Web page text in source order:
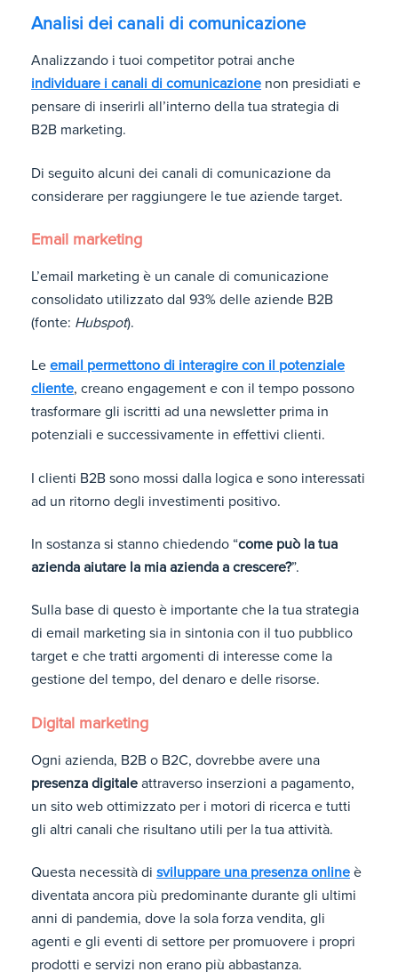
Analisi dei canali di comunicazione
Analizzando i tuoi competitor potrai anche
individuare i canali di comunicazione non presidiati e
pensare di inserirli all’interno della tua strategia di
B2B marketing.
Di seguito alcuni dei canali di comunicazione da
considerare per raggiungere le tue aziende target.
Email marketing
L’email marketing è un canale di comunicazione
consolidato utilizzato dal 93% delle aziende B2B
(fonte: Hubspot).
Le email permettono di interagire con il potenziale
cliente, creano engagement e con il tempo possono
trasformare gli iscritti ad una newsletter prima in
potenziali e successivamente in effettivi clienti.
I clienti B2B sono mossi dalla logica e sono interessati
ad un ritorno degli investimenti positivo.
In sostanza si stanno chiedendo “come può la tua
azienda aiutare la mia azienda a crescere?”.
Sulla base di questo è importante che la tua strategia
di email marketing sia in sintonia con il tuo pubblico
target e che tratti argomenti di interesse come la
gestione del tempo, del denaro e delle risorse.
Digital marketing
Ogni azienda, B2B o B2C, dovrebbe avere una
presenza digitale attraverso inserzioni a pagamento,
un sito web ottimizzato per i motori di ricerca e tutti
gli altri canali che risultano utili per la tua attività.
Questa necessità di sviluppare una presenza online è
diventata ancora più predominante durante gli ultimi
anni di pandemia, dove la sola forza vendita, gli
agenti e gli eventi di settore per promuovere i propri
prodotti e servizi non erano più abbastanza.